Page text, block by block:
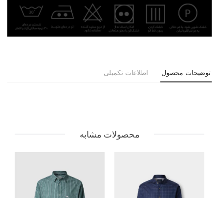
توضیحات محصول اطلاعات تکمیلی
محصولات مشابه